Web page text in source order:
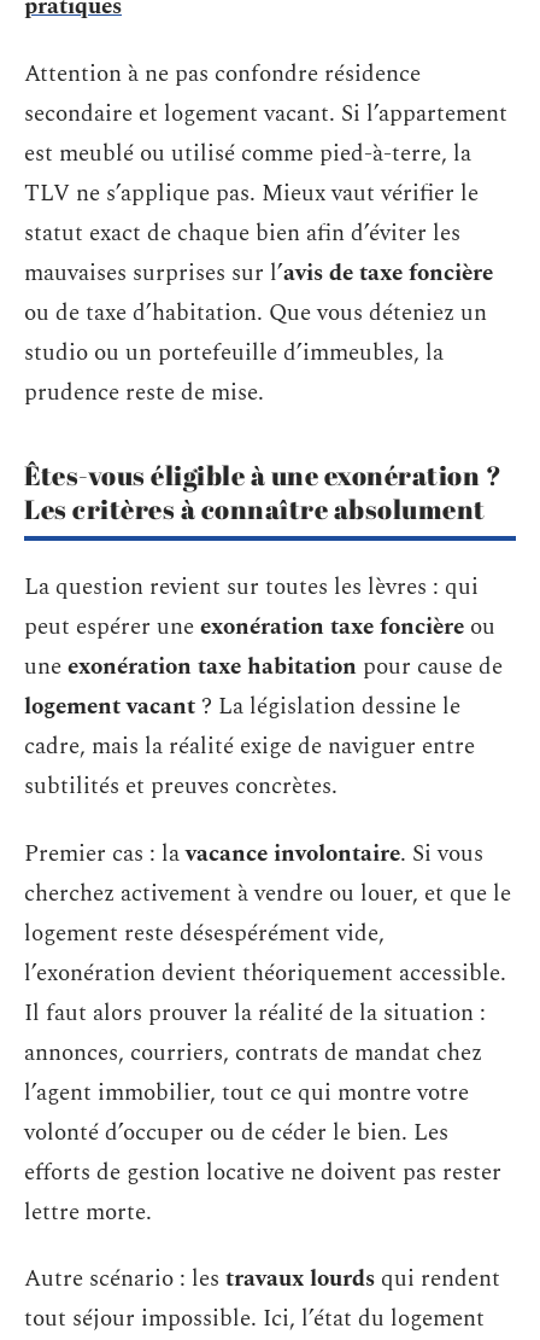
Attention à ne pas confondre résidence
secondaire et logement vacant. Si l’appartement
est meublé ou utilisé comme pied-à-terre, la
TLV ne s’applique pas. Mieux vaut vérifier le
statut exact de chaque bien afin d’éviter les
mauvaises surprises sur l’avis de taxe foncière
ou de taxe d’habitation. Que vous déteniez un
studio ou un portefeuille d’immeubles, la
prudence reste de mise.
Êtes-vous éligible à une exonération ?
Les critères à connaître absolument
La question revient sur toutes les lèvres : qui
peut espérer uneexonération taxe foncière ou
uneexonération taxe habitation pour cause de
logement vacant? La législation dessine le
cadre, mais la réalité exige de naviguer entre
subtilités et preuves concrètes.
Premier cas : lavacance involontaire. Si vous
cherchez activement à vendre ou louer, et que le
logement reste désespérément vide,
l’exonération devient théoriquement accessible.
Il faut alors prouver la réalité de la situation :
annonces, courriers, contrats de mandat chez
l’agent immobilier, tout ce qui montre votre
volonté d’occuper ou de céder le bien. Les
efforts de gestion locative ne doivent pas rester
lettre morte.
Autre scénario : les travaux lourds qui rendent
tout séjour impossible. Ici, l’état du logement